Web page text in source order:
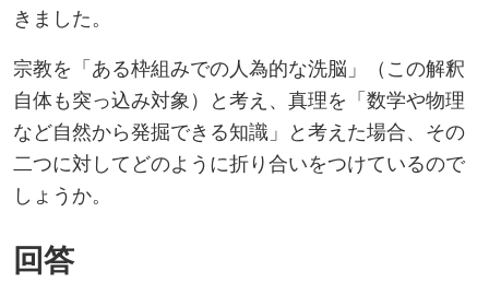
きました。
宗教を「ある枠組みでの人為的な洗脳」（この解釈
自体も突っ込み対象）と考え、真理を「数学や物理
など自然から発掘できる知識」と考えた場合、その
二つに対してどのように折り合いをつけているので
しょうか。
回答